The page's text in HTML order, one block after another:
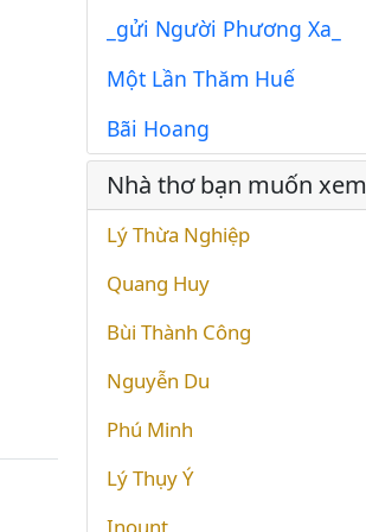
_gửi Người Phương Xa_
Một Lần Thăm Huế
Bãi Hoang
Nhà thơ bạn muốn xem
Lý Thừa Nghiệp
Quang Huy
Bùi Thành Công
Nguyễn Du
Phú Minh
Lý Thụy Ý